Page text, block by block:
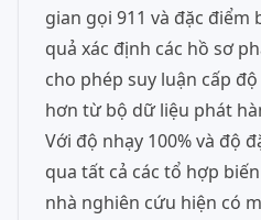
gian gọi 911 và đặc điểm
quả xác định các hồ sơ
cho phép suy luận cấp
hơn từ bộ dữ liệu phát
Với độ nhạy 100% và độ
qua tất cả các tổ hợp
nhà nghiên cứu hiện có